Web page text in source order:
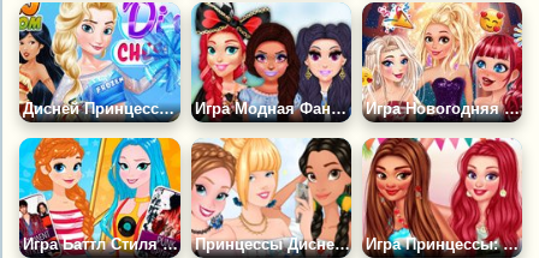
Дисней Принцессы в Группе Поддержки Игра Модная Фантазия: Принцесса в Стране Грез Игра Новогодняя Коллекция Принцесс
Игра Баттл Стиля Принцесс Диснея Принцессы Диснея: Открытые Плечи Игра Принцессы: Воспоминание о Гавайях